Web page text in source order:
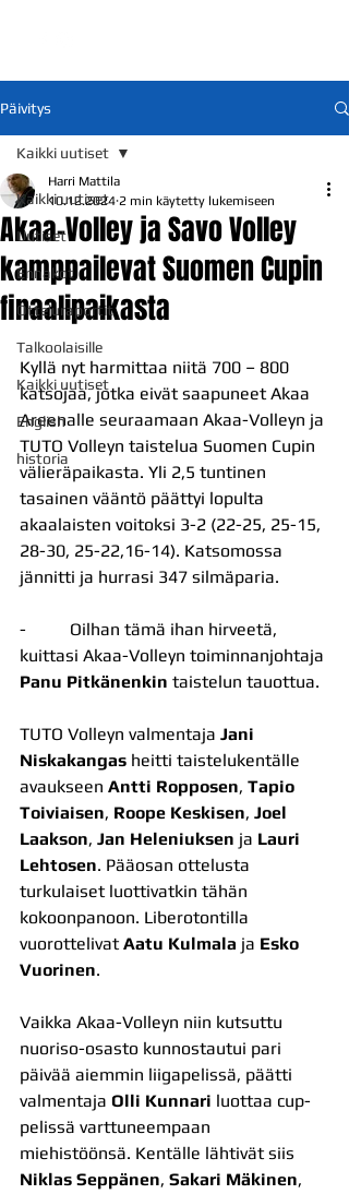
Päivitys
Kaikki uutiset
Uutiset
Ennakot
Otteluraportit
Talkoolaisille
Kaikki uutiset
English
historia
Kaikki uutiset
Akaa-Volley ja Savo Volley
kamppailevat Suomen Cupin
finaalipaikasta
Harri Mattila
10.12.2024 2 min käytetty lukemiseen
Kyllä nyt harmittaa niitä 700 – 800
katsojaa, jotka eivät saapuneet Akaa
Areenalle seuraamaan Akaa-Volleyn ja
TUTO Volleyn taistelua Suomen Cupin
välieräpaikasta. Yli 2,5 tuntinen
tasainen vääntö päättyi lopulta
akaalaisten voitoksi 3-2 (22-25, 25-15,
28-30, 25-22,16-14). Katsomossa
jännitti ja hurrasi 347 silmäparia.
-          Oilhan tämä ihan hirveetä,
kuittasi Akaa-Volleyn toiminnanjohtaja
Panu Pitkänenkin taistelun tauottua.
TUTO Volleyn valmentaja Jani
Niskakangas heitti taistelukentälle
avaukseen Antti Ropposen, Tapio
Toiviaisen, Roope Keskisen, Joel
Laakson, Jan Heleniuksen ja Lauri
Lehtosen. Pääosan ottelusta
turkulaiset luottivatkin tähän
kokoonpanoon. Liberotontilla
vuorottelivat Aatu Kulmala ja Esko
Vuorinen.
Vaikka Akaa-Volleyn niin kutsuttu
nuoriso-osasto kunnostautui pari
päivää aiemmin liigapelissä, päätti
valmentaja Olli Kunnari luottaa cup-
pelissä varttuneempaan
miehistöönsä. Kentälle lähtivät siis
Niklas Seppänen, Sakari Mäkinen,